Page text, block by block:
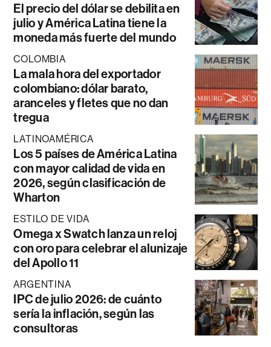
El precio del dólar se debilita en
julio y América Latina tiene la
moneda más fuerte del mundo
COLOMBIA
La mala hora del exportador
colombiano: dólar barato,
aranceles y fletes que no dan
tregua
LATINOAMÉRICA
Los 5 países de América Latina
con mayor calidad de vida en
2026, según clasificación de
Wharton
ESTILO DE VIDA
Omega x Swatch lanza un reloj
con oro para celebrar el alunizaje
del Apollo 11
ARGENTINA
IPC de julio 2026: de cuánto
sería la inflación, según las
consultoras